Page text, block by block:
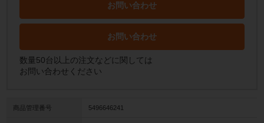
お問い合わせ
お問い合わせ
数量50台以上の注文などに関しては
お問い合わせください
商品管理番号 5496646241